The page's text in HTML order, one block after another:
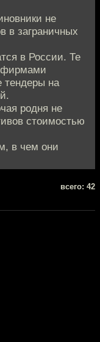
не
в заграничных
в России. Те
фирмами
тендеры на
родня не
стоимостью
в чем они
всего: 42